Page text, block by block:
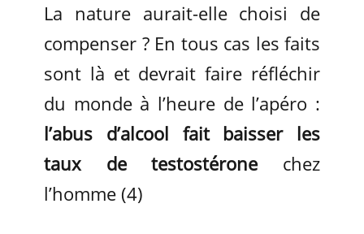
La nature aurait-elle choisi de
compenser ? En tous cas les faits
sont là et devrait faire réfléchir
du monde à l’heure de l’apéro :
l’abus d’alcool fait baisser les
taux de testostérone chez
l’homme (4)